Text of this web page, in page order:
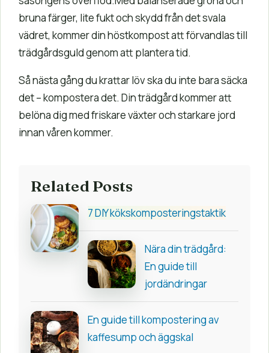
bruna färger, lite fukt och skydd från det svala
vädret, kommer din höstkompost att förvandlas till
trädgårdsguld genom att plantera tid.
Så nästa gång du krattar löv ska du inte bara säcka
det – kompostera det. Din trädgård kommer att
belöna dig med friskare växter och starkare jord
innan våren kommer.
Related Posts
7 DIY kökskomposteringstaktik
Nära din trädgård:
En guide till
jordändringar
En guide till kompostering av
kaffesump och äggskal